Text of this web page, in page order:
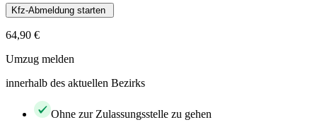
Kfz-Abmeldung starten
64,90 €
Umzug melden
innerhalb des aktuellen Bezirks
Ohne zur Zulassungsstelle zu gehen